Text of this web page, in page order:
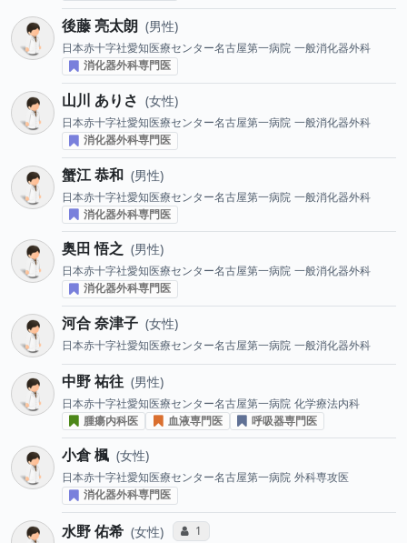
後藤 亮太朗 男性
日本赤十字社愛知医療センター名古屋第一病院 一般消化器外科
消化器外科専門医
山川 ありさ 女性
日本赤十字社愛知医療センター名古屋第一病院 一般消化器外科
消化器外科専門医
蟹江 恭和 男性
日本赤十字社愛知医療センター名古屋第一病院 一般消化器外科
消化器外科専門医
奥田 悟之 男性
日本赤十字社愛知医療センター名古屋第一病院 一般消化器外科
消化器外科専門医
河合 奈津子 女性
日本赤十字社愛知医療センター名古屋第一病院 一般消化器外科
中野 祐往 男性
日本赤十字社愛知医療センター名古屋第一病院 化学療法内科
腫瘍内科医
血液専門医 呼吸器専門医
小倉 楓 女性
日本赤十字社愛知医療センター名古屋第一病院 外科専攻医
消化器外科専門医
水野 佑希 女性 コミュニケーション・タイプ投票数
1